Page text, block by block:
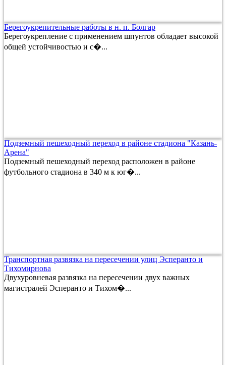
Берегоукрепительные работы в н. п. Болгар
Берегоукрепление с применением шпунтов обладает высокой
общей устойчивостью и с�...
Подземный пешеходный переход в районе стадиона "Казань-
Арена"
Подземный пешеходный переход расположен в районе
футбольного стадиона в 340 м к юг�...
Транспортная развязка на пересечении улиц Эсперанто и
Тихомирнова
Двухуровневая развязка на пересечении двух важных
магистралей Эсперанто и Тихом�...